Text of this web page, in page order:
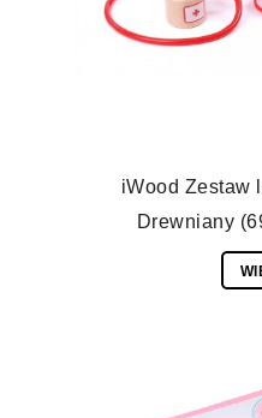
iWood Zestaw
Drewniany